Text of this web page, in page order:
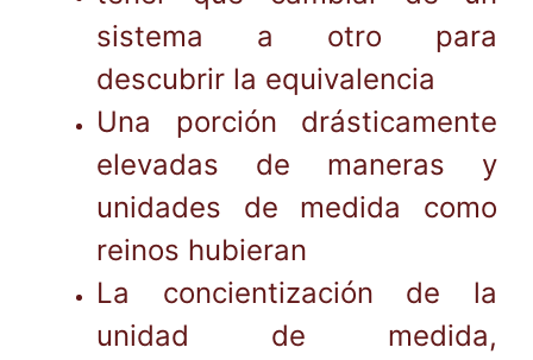
sistema a otro para
descubrir la equivalencia
Una porción drásticamente
elevadas de maneras y
unidades de medida como
reinos hubieran
La concientización de la
unidad de medida,